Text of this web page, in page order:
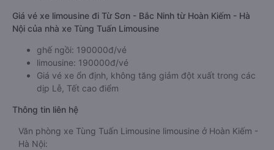
Giá vé xe limousine đi Từ Sơn - Bắc Ninh từ Hoàn Kiếm - Hà
Nội của nhà xe Tùng Tuấn Limousine
ghế ngồi: 190000đ/vé
limousine: 190000đ/vé
Giá vé xe ổn định, không tăng giảm đột xuất trong các
dịp Lễ, Tết cao điểm
Thông tin liên hệ
Văn phòng xe Tùng Tuấn Limousine limousine ở Hoàn Kiếm -
Hà Nội: